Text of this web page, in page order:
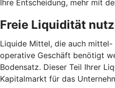
Ihre Entscheidung, mehr mit
Freie Liquidität
Liquide Mittel, die auch
operative Geschäft benötigt
Bodensatz. Dieser Teil Ihrer
Kapitalmarkt für das